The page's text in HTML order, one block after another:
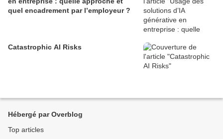
quel encadrement par l’employeur ?
Catastrophic AI Risks
Hébergé par Overblog
Top articles